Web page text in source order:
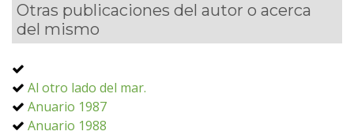
Otras publicaciones del autor o acerca
del mismo
Al otro lado del mar.
Anuario 1987
Anuario 1988